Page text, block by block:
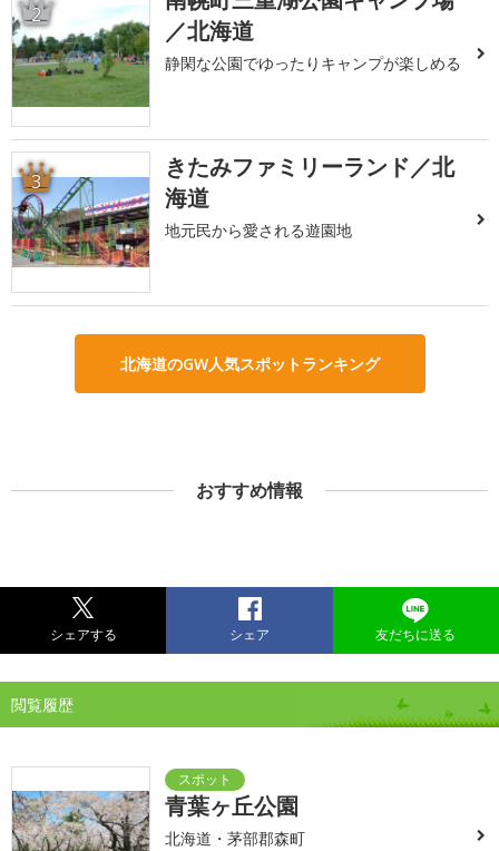
2
／北海道
静閑な公園でゆったりキャンプが楽しめる
3
きたみファミリーランド／北
海道
地元民から愛される遊園地
北海道のGW人気スポットランキング
おすすめ情報
シェアする シェア 友だちに送る
閲覧履歴
青葉ヶ丘公園
北海道・茅部郡森町